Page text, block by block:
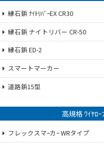
縁石鋲 ﾅｲﾄﾘﾊﾞｰEX CR30
縁石鋲 ナイトリバー CR-50
縁石鋲 ED-2
スマートマーカー
道路鋲15型
高規格 ﾜｲﾔﾛ
フレックスマｰカｰ WRタイプ